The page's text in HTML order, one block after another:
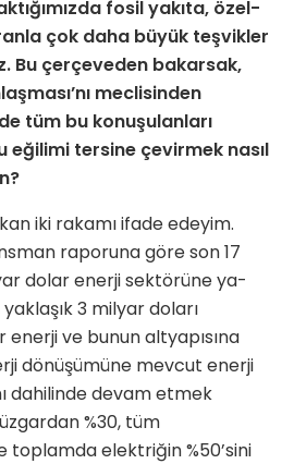
fosil yakıta, özel­
çok daha büyük teşvikler
Bu çerçeveden bakarsak,
meclisinden
tüm bu konuşulanları
eğilimi tersine çevirmek nasıl
iki rakamı ifade edeyim.
raporuna göre son 17
dolar enerji sektörüne ya­
yaklaşık 3 milyar doları
ve bunun altyapısına
dönüşümüne mevcut enerji
dahilinde devam etmek
%30, tüm
top­lamda elektriğin %50’sini